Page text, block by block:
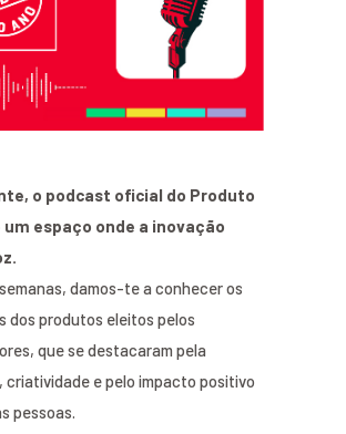
o podcast oficial do Produto
um espaço onde a inovação
damos-te a conhecer os
dos produtos eleitos pelos
que se destacaram pela
criatividade e pelo impacto positivo
pessoas.